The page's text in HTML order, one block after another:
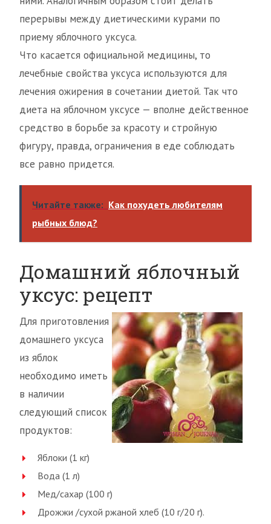
перерывы между диетическими курами по
приему яблочного уксуса.
Что касается официальной медицины, то
лечебные свойства уксуса используются для
лечения ожирения в сочетании диетой. Так что
диета на яблочном уксусе — вполне действенное
средство в борьбе за красоту и стройную
фигуру, правда, ограничения в еде соблюдать
все равно придется.
Читайте также: Как похудеть любителям
рыбных блюд?
Домашний яблочный
уксус: рецепт
Для приготовления
домашнего уксуса
из яблок
необходимо иметь
в наличии
следующий список
продуктов:
Яблоки (1 кг)
Вода (1 л)
Мед/сахар (100 г)
Дрожжи /сухой ржаной хлеб (10 г/20 г).